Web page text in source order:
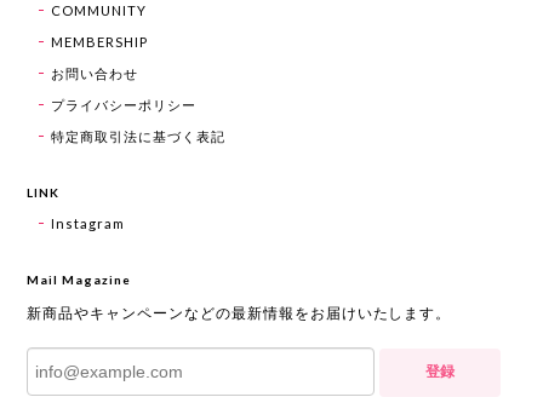
COMMUNITY
MEMBERSHIP
お問い合わせ
プライバシーポリシー
特定商取引法に基づく表記
LINK
Instagram
Mail Magazine
新商品やキャンペーンなどの最新情報をお届けいたします。
登録